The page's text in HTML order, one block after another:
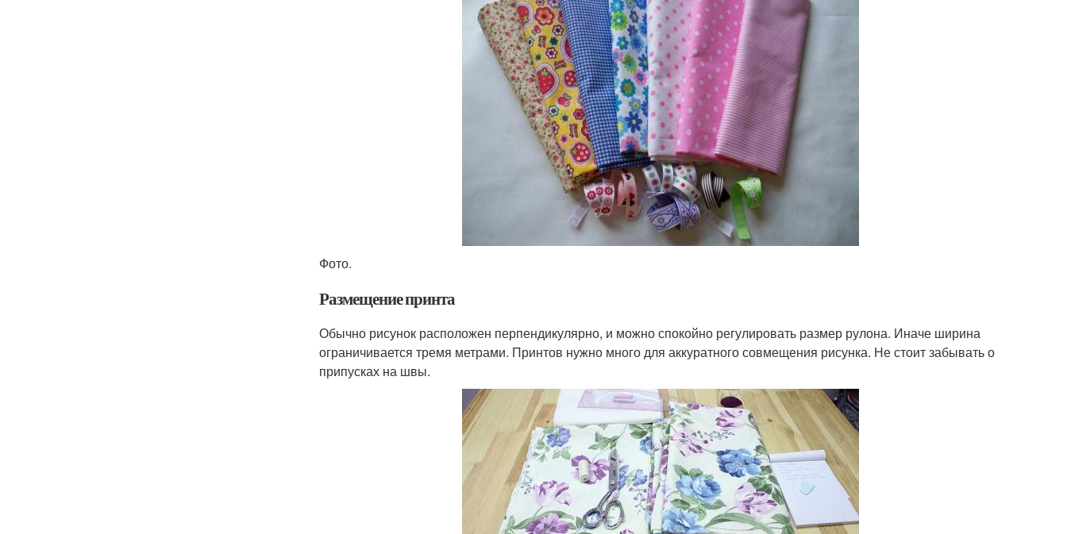
Фото.
Размещение принта
Обычно рисунок расположен перпендикулярно, и можно спокойно регулировать размер рулона. Иначе ширина
ограничивается тремя метрами. Принтов нужно много для аккуратного совмещения рисунка. Не стоит забывать о
припусках на швы.